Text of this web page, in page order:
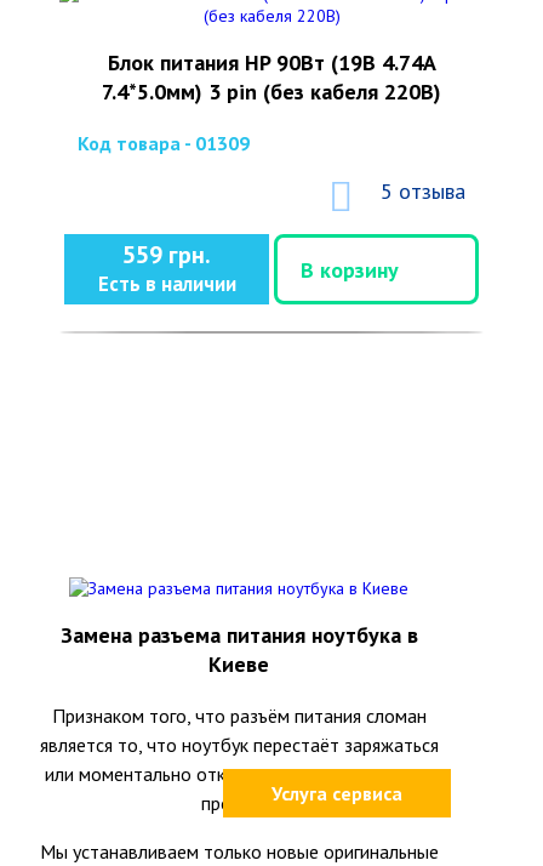
Блок питания HP 90Вт (19В 4.74А
7.4*5.0мм) 3 pin (без кабеля 220В)
Код товара - 01309
5 отзыва
559 грн.
Есть в наличии
В корзину
Услуга сервиса
Замена разъема питания ноутбука в
Киеве
Признаком того, что разъём питания сломан
является то, что ноутбук перестаёт заряжаться
или моментально отключается при шевелении
провода.
Мы устанавливаем только новые оригинальные